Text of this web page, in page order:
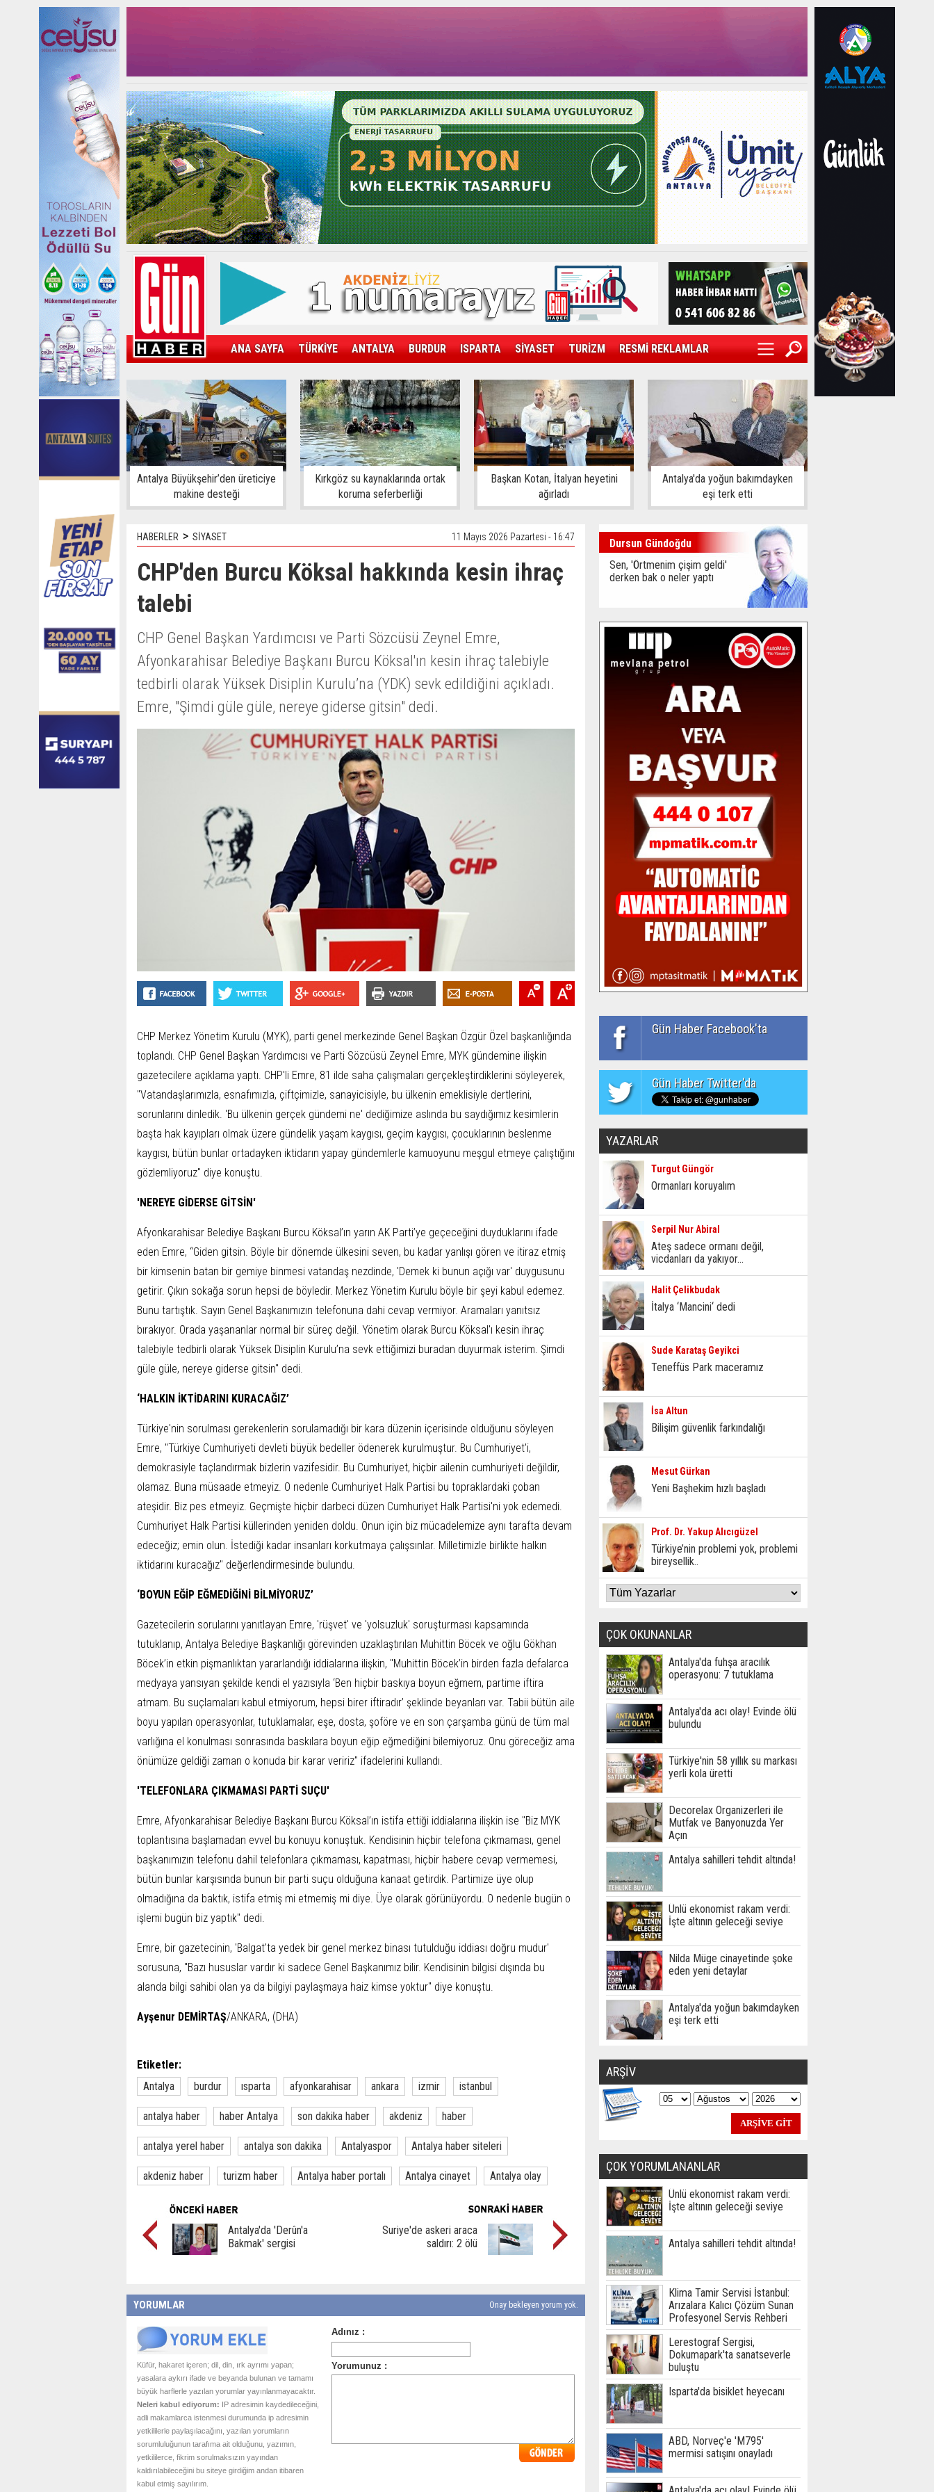
ANA SAYFA TÜRKİYE ANTALYA BURDUR ISPARTA SİYASET TURİZM RESMİ REKLAMLAR
KAMPÜS SPOR GÜN'ÜN ÜRÜNÜ SAĞLIK EKONOMİ DÜNYA
Antalya Büyükşehir’den üreticiye
makine desteği
Kırkgöz su kaynaklarında ortak
koruma seferberliği
Başkan Kotan, İtalyan heyetini
ağırladı
Antalya'da yoğun bakımdayken
eşi terk etti
HABERLER > SİYASET 11 Mayıs 2026 Pazartesi - 16:47
CHP'den Burcu Köksal hakkında kesin ihraç
talebi
CHP Genel Başkan Yardımcısı ve Parti Sözcüsü Zeynel Emre,
Afyonkarahisar Belediye Başkanı Burcu Köksal'ın kesin ihraç talebiyle
tedbirli olarak Yüksek Disiplin Kurulu’na (YDK) sevk edildiğini açıkladı.
Emre, "Şimdi güle güle, nereye giderse gitsin" dedi.
CHP Merkez Yönetim Kurulu (MYK), parti genel merkezinde Genel Başkan Özgür Özel başkanlığında
toplandı. CHP Genel Başkan Yardımcısı ve Parti Sözcüsü Zeynel Emre, MYK gündemine ilişkin
gazetecilere açıklama yaptı. CHP'li Emre, 81 ilde saha çalışmaları gerçekleştirdiklerini söyleyerek,
"Vatandaşlarımızla, esnafımızla, çiftçimizle, sanayicisiyle, bu ülkenin emeklisiyle dertlerini,
sorunlarını dinledik. 'Bu ülkenin gerçek gündemi ne' dediğimize aslında bu saydığımız kesimlerin
başta hak kayıpları olmak üzere gündelik yaşam kaygısı, geçim kaygısı, çocuklarının beslenme
kaygısı, bütün bunlar ortadayken iktidarın yapay gündemlerle kamuoyunu meşgul etmeye çalıştığını
gözlemliyoruz" diye konuştu.
'NEREYE GİDERSE GİTSİN'
Afyonkarahisar Belediye Başkanı Burcu Köksal’ın yarın AK Parti’ye geçeceğini duyduklarını ifade
eden Emre, “Giden gitsin. Böyle bir dönemde ülkesini seven, bu kadar yanlışı gören ve itiraz etmiş
bir kimsenin batan bir gemiye binmesi vatandaş nezdinde, 'Demek ki bunun açığı var' duygusunu
getirir. Çıkın sokağa sorun hepsi de böyledir. Merkez Yönetim Kurulu böyle bir şeyi kabul edemez.
Bunu tartıştık. Sayın Genel Başkanımızın telefonuna dahi cevap vermiyor. Aramaları yanıtsız
bırakıyor. Orada yaşananlar normal bir süreç değil. Yönetim olarak Burcu Köksal'ı kesin ihraç
talebiyle tedbirli olarak Yüksek Disiplin Kurulu’na sevk ettiğimizi buradan duyurmak isterim. Şimdi
güle güle, nereye giderse gitsin" dedi.
‘HALKIN İKTİDARINI KURACAĞIZ’
Türkiye'nin sorulması gerekenlerin sorulamadığı bir kara düzenin içerisinde olduğunu söyleyen
Emre, "Türkiye Cumhuriyeti devleti büyük bedeller ödenerek kurulmuştur. Bu Cumhuriyet'i,
demokrasiyle taçlandırmak bizlerin vazifesidir. Bu Cumhuriyet, hiçbir ailenin cumhuriyeti değildir,
olamaz. Buna müsaade etmeyiz. O nedenle Cumhuriyet Halk Partisi bu topraklardaki çoban
ateşidir. Biz pes etmeyiz. Geçmişte hiçbir darbeci düzen Cumhuriyet Halk Partisi'ni yok edemedi.
Cumhuriyet Halk Partisi küllerinden yeniden doldu. Onun için biz mücadelemize aynı tarafta devam
edeceğiz; emin olun. İstediği kadar insanları korkutmaya çalışsınlar. Milletimizle birlikte halkın
iktidarını kuracağız" değerlendirmesinde bulundu.
‘BOYUN EĞİP EĞMEDİĞİNİ BİLMİYORUZ’
Gazetecilerin sorularını yanıtlayan Emre, 'rüşvet' ve 'yolsuzluk' soruşturması kapsamında
tutuklanıp, Antalya Belediye Başkanlığı görevinden uzaklaştırılan Muhittin Böcek ve oğlu Gökhan
Böcek’in etkin pişmanlıktan yararlandığı iddialarına ilişkin, "Muhittin Böcek’in birden fazla defalarca
medyaya yansıyan şekilde kendi el yazısıyla ‘Ben hiçbir baskıya boyun eğmem, partime iftira
atmam. Bu suçlamaları kabul etmiyorum, hepsi birer iftiradır’ şeklinde beyanları var. Tabii bütün aile
boyu yapılan operasyonlar, tutuklamalar, eşe, dosta, şoföre ve en son çarşamba günü de tüm mal
varlığına el konulması sonrasında baskılara boyun eğip eğmediğini bilemiyoruz. Onu göreceğiz ama
önümüze geldiği zaman o konuda bir karar veririz" ifadelerini kullandı.
'TELEFONLARA ÇIKMAMASI PARTİ SUÇU'
Emre, Afyonkarahisar Belediye Başkanı Burcu Köksal’ın istifa ettiği iddialarına ilişkin ise "Biz MYK
toplantısına başlamadan evvel bu konuyu konuştuk. Kendisinin hiçbir telefona çıkmaması, genel
başkanımızın telefonu dahil telefonlara çıkmaması, kapatması, hiçbir habere cevap vermemesi,
bütün bunlar karşısında bunun bir parti suçu olduğuna kanaat getirdik. Partimize üye olup
olmadığına da baktık, istifa etmiş mi etmemiş mi diye. Üye olarak görünüyordu. O nedenle bugün o
işlemi bugün biz yaptık" dedi.
Emre, bir gazetecinin, 'Balgat'ta yedek bir genel merkez binası tutulduğu iddiası doğru mudur'
sorusuna, "Bazı hususlar vardır ki sadece Genel Başkanımız bilir. Kendisinin bilgisi dışında bu
alanda bilgi sahibi olan ya da bilgiyi paylaşmaya haiz kimse yoktur" diye konuştu.
Ayşenur DEMİRTAŞ/ANKARA, (DHA)
Etiketler:
Antalya
burdur ısparta afyonkarahisar ankara izmir istanbul
antalya haber haber Antalya son dakika haber akdeniz haber
antalya yerel haber antalya son dakika Antalyaspor Antalya haber siteleri
akdeniz haber turizm haber Antalya haber portalı Antalya cinayet Antalya olay
Antalya'da 'Derûn'a
Bakmak' sergisi
Suriye'de askeri araca
saldırı: 2 ölü
YORUMLAR Onay bekleyen yorum yok.
Küfür, hakaret içeren; dil, din, ırk ayrımı yapan;
yasalara aykırı ifade ve beyanda bulunan ve tamamı
büyük harflerle yazılan yorumlar yayınlanmayacaktır.
Neleri kabul ediyorum: IP adresimin kaydedileceğini,
adli makamlarca istenmesi durumunda ip adresimin
yetkililerle paylaşılacağını, yazılan yorumların
sorumluluğunun tarafıma ait olduğunu, yazımın,
yetkililerce, fikrim sorulmaksızın yayından
kaldırılabileceğini bu siteye girdiğim andan itibaren
kabul etmiş sayılırım.
Dursun Gündoğdu
Sen, 'Örtmenim çişim geldi'
derken bak o neler yaptı
Gün Haber Facebook'ta
Gün Haber Twitter'da
YAZARLAR
Turgut Güngör
Ormanları koruyalım
Serpil Nur Abiral
Ateş sadece ormanı değil,
vicdanları da yakıyor...
Halit Çelikbudak
İtalya ‘Mancini‘ dedi
Sude Karataş Geyikci
Teneffüs Park maceramız
İsa Altun
Bilişim güvenlik farkındalığı
Mesut Gürkan
Yeni Başhekim hızlı başladı
Prof. Dr. Yakup Alıcıgüzel
Türkiye’nin problemi yok, problemi
bireysellik..
ÇOK OKUNANLAR
Antalya'da fuhşa aracılık
operasyonu: 7 tutuklama
Antalya'da acı olay! Evinde ölü
bulundu
Türkiye'nin 58 yıllık su markası
yerli kola üretti
Decorelax Organizerleri ile
Mutfak ve Banyonuzda Yer
Açın
Antalya sahilleri tehdit altında!
Ünlü ekonomist rakam verdi:
İşte altının geleceği seviye
Nilda Müge cinayetinde şoke
eden yeni detaylar
Antalya'da yoğun bakımdayken
eşi terk etti
ARŞİV
ÇOK YORUMLANANLAR
Ünlü ekonomist rakam verdi:
İşte altının geleceği seviye
Antalya sahilleri tehdit altında!
Klima Tamir Servisi İstanbul:
Arızalara Kalıcı Çözüm Sunan
Profesyonel Servis Rehberi
Lerestograf Sergisi,
Dokumapark'ta sanatseverle
buluştu
Isparta'da bisiklet heyecanı
ABD, Norveç'e 'M795'
mermisi satışını onayladı